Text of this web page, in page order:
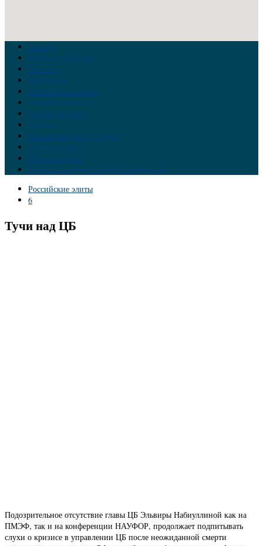
Главная
Война на Украине
Новости
Аналитика
Тайны Геополитики
Российские элиты
Теория заговора
Украина
Новый Мировой Порядок
Тайны истории
Обратная связь
Правила комментирования материалов
Российские элиты
6
Тучи над ЦБ
Подозрительное отсутствие главы ЦБ Эльвиры Набиуллиной как на
ПМЭФ, так и на конференции НАУФОР, продолжает подпитывать
слухи о кризисе в управлении ЦБ после неожиданной смерти